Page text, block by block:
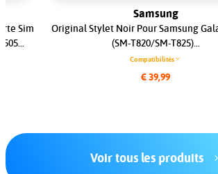
Sim
Samsung
Original Stylet Noir Pour Samsung
(SM-T820/SM-T825)...
Compatibilités
€ 39,99
Voir tous les produits